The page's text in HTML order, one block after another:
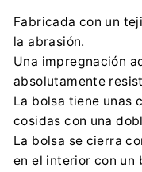
ARCO
Partyzancka
Fabricada con un
la abrasión.
Una impregnación
absolutamente
La bolsa tiene unas
cosidas con una
La bolsa se cierra
en el interior con un